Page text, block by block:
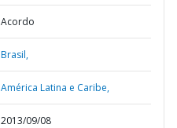
Acordo
Brasil,
América Latina e Caribe,
2013/09/08